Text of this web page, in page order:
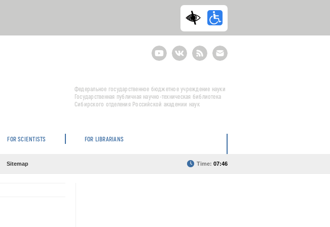
YoutubeВКонтактеRSS
E-
mail
подписка
Федеральное государственное бюджетное учреждение науки
Государственная публичная научно-техническая библиотека
Сибирского отделения Российской академии наук
FOR SCIENTISTS
FOR LIBRARIANS
Sitemap Time: 07:46